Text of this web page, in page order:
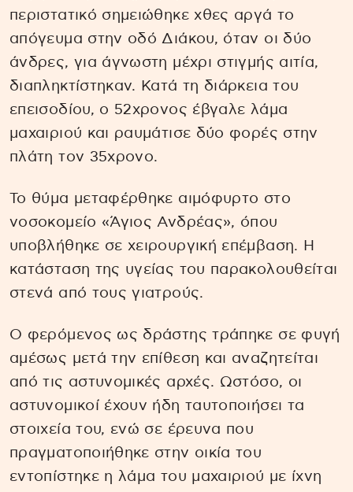
περιστατικό σημειώθηκε χθες αργά το
απόγευμα στην οδό Διάκου, όταν οι δύο
άνδρες, για άγνωστη μέχρι στιγμής αιτία,
διαπληκτίστηκαν. Κατά τη διάρκεια του
επεισοδίου, ο 52χρονος έβγαλε λάμα
μαχαιριού και ραυμάτισε δύο φορές στην
πλάτη τον 35χρονο.
Το θύμα μεταφέρθηκε αιμόφυρτο στο
νοσοκομείο «Άγιος Ανδρέας», όπου
υποβλήθηκε σε χειρουργική επέμβαση. Η
κατάσταση της υγείας του παρακολουθείται
στενά από τους γιατρούς.
Ο φερόμενος ως δράστης τράπηκε σε φυγή
αμέσως μετά την επίθεση και αναζητείται
από τις αστυνομικές αρχές. Ωστόσο, οι
αστυνομικοί έχουν ήδη ταυτοποιήσει τα
στοιχεία του, ενώ σε έρευνα που
πραγματοποιήθηκε στην οικία του
εντοπίστηκε η λάμα του μαχαιριού με ίχνη